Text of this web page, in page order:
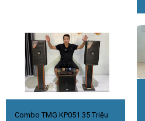
Combo TMG KP051 35 Triệu